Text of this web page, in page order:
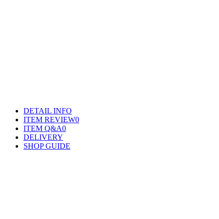
DETAIL INFO
ITEM REVIEW0
ITEM Q&A0
DELIVERY
SHOP GUIDE